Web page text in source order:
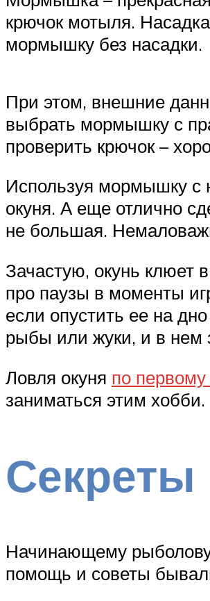
крючок мотыля.
мормышку без насадки.
При этом, внешние
выбрать мормышку с
проверить крючок –
Используя мормышку с
окуня. А еще отлично
не большая.
Зачастую, окунь клюет
про паузы в моменты
если опустить ее на
рыбы или жуки, и в нем
Ловля окуня по
заниматься этим хобби.
Начинающему рыболову
помощь и советы